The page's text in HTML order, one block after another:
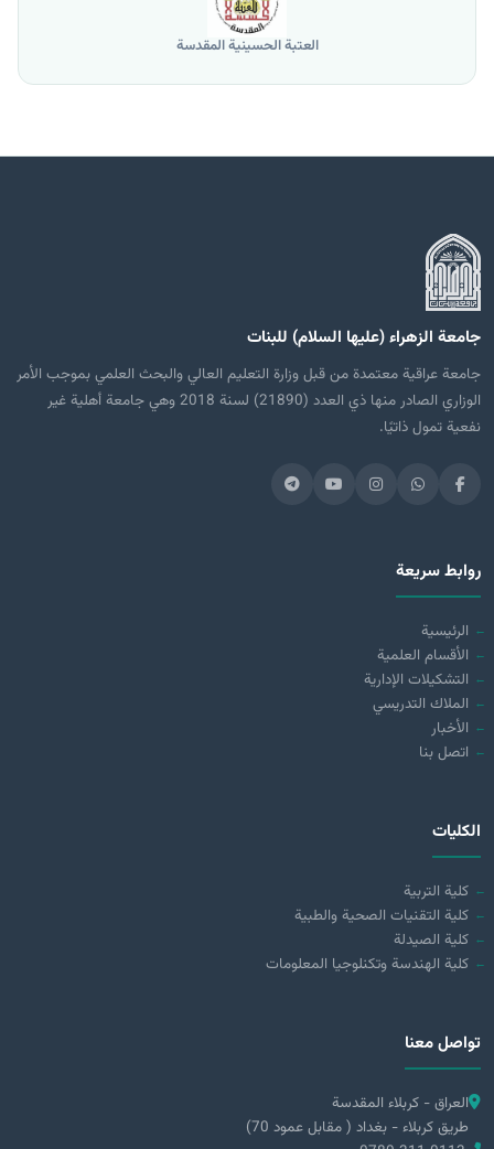
العتبة الحسينية المقدسة
جامعة الزهراء (عليها السلام) للبنات
جامعة عراقية معتمدة من قبل وزارة التعليم العالي والبحث العلمي بموجب الأمر
الوزاري الصادر منها ذي العدد (21890) لسنة 2018 وهي جامعة أهلية غير
نفعية تمول ذاتيًا.
روابط سريعة
الرئيسية
الأقسام العلمية
التشكيلات الإدارية
الملاك التدريسي
الأخبار
اتصل بنا
الكليات
كلية التربية
كلية التقنيات الصحية والطبية
كلية الصيدلة
كلية الهندسة وتكنلوجيا المعلومات
تواصل معنا
العراق - كربلاء المقدسة
طريق كربلاء - بغداد ( مقابل عمود 70)